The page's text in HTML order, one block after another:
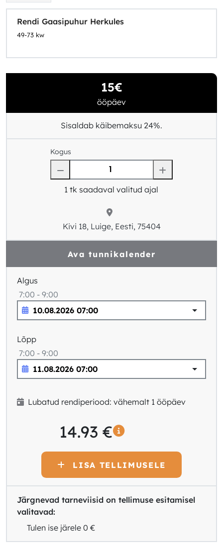
Rendi Gaasipuhur Herkules
49-73 kw
15€
ööpäev
Sisaldab käibemaksu 24%.
Kogus
1 tk saadaval valitud ajal
Kivi 18, Luige, Eesti, 75404
Ava tunnikalender
Algus
7:00 - 9:00
Lõpp
7:00 - 9:00
Lubatud rendiperiood: vähemalt 1 ööpäev
14.93 €
LISA TELLIMUSELE
Järgnevad tarneviisid on tellimuse esitamisel
valitavad:
Tulen ise järele 0 €